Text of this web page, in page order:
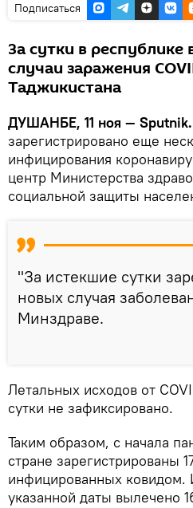
Подписаться
За сутки в
случаи заражения
Таджикистана
ДУШАНБЕ, 11 ноя — Sputnik.
зарегистрировано еще
инфицирования
центр Министерства
социальной защиты
"За истекшие сутки
новых случая
Минздраве.
Летальных исходов от
сутки не зафиксировано.
Таким образом, с начала
стране зарегистрированы
инфицированных ковидом.
указанной даты вылечено